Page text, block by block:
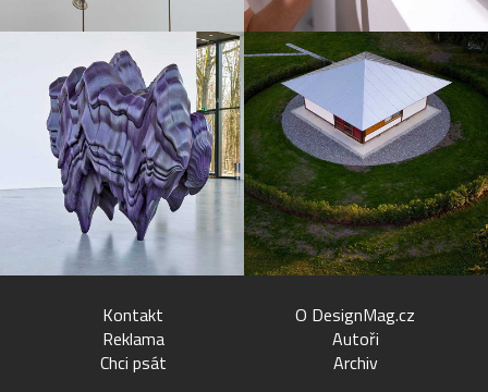
Kontakt
Reklama
Chci psát
O DesignMag.cz
Autoři
Archiv